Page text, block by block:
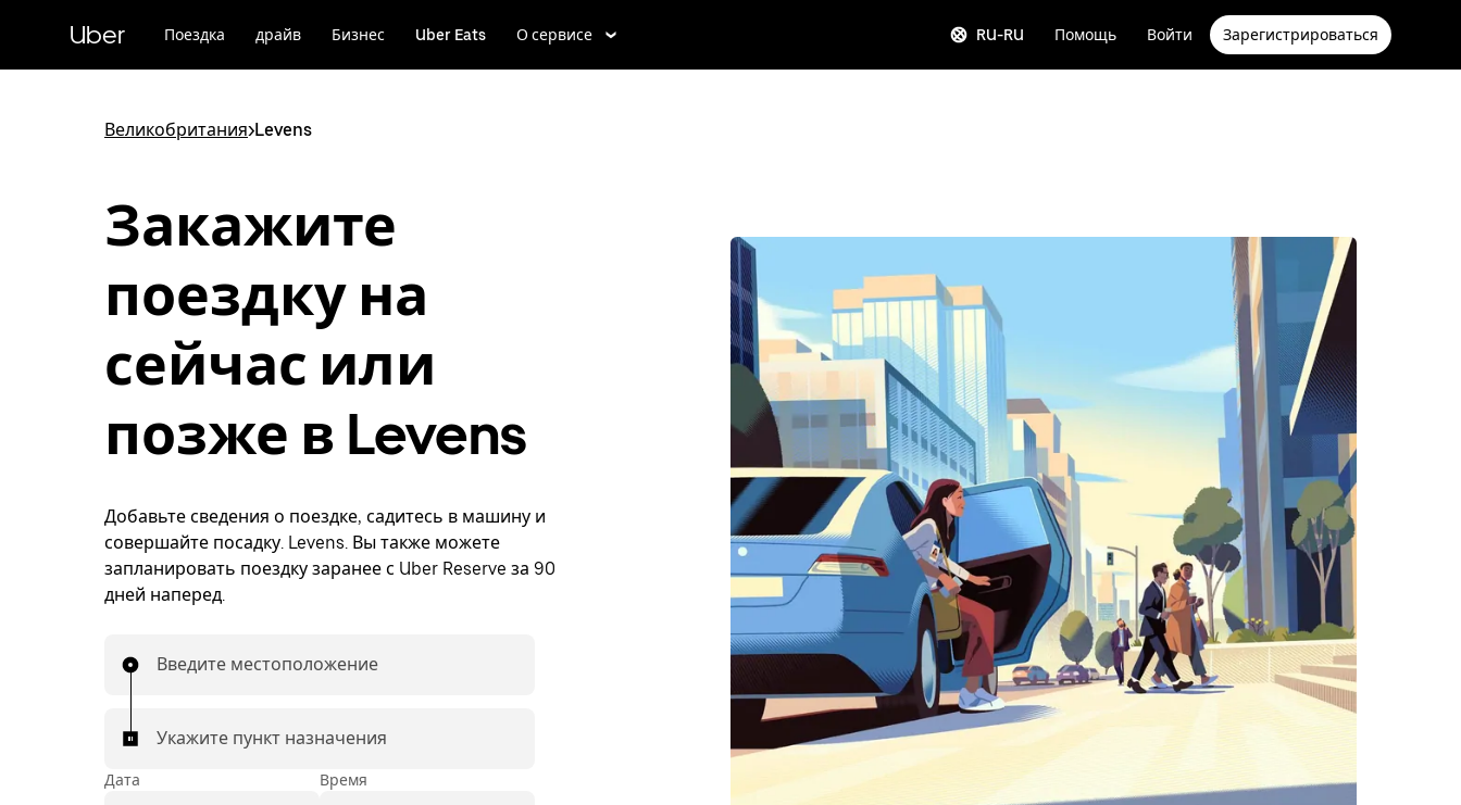
к
Uber Поездка драйв Бизнес Uber Eats О сервисе RU-RU Помощь Войти Зарегистрироваться
Великобритания>Levens
Закажите
поездку на
сейчас или
позже в Levens
Добавьте сведения о поездке, садитесь в машину и
совершайте посадку. Levens. Вы также можете
запланировать поездку заранее с Uber Reserve за 90
дней наперед.
Введите местоположение
Укажите пункт назначения
Дата Время